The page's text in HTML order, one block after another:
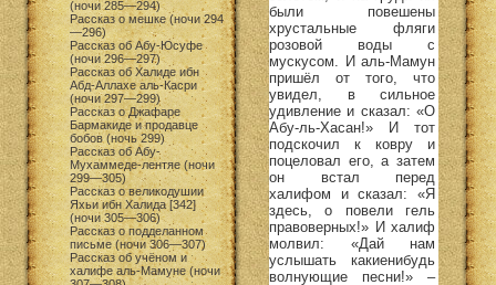
(ночи 285—294)
Рассказ о мешке (ночи 294
—296)
Рассказ об Абу-Юсуфе
(ночи 296—297)
Рассказ об Халиде ибн
Абд-Аллахе аль-Касри
(ночи 297—299)
Рассказ о Джафаре
Бармакиде и продавце
бобов (ночь 299)
Рассказ об Абу-
Мухаммеде-лентяе (ночи
299—305)
Рассказ о великодушии
Яхьи ибн Халида [342]
(ночи 305—306)
Рассказ о подделанном
письме (ночи 306—307)
Рассказ об учёном и
халифе аль-Мамуне (ночи
были повешены
хрустальные фляги
розовой воды с
мускусом. И аль-Мамун
пришёл от того, что
увидел, в сильное
удивление и сказал: «О
Абу-ль-Хасан!» И тот
подскочил к ковру и
поцеловал его, а затем
он встал перед
халифом и сказал: «Я
здесь, о повели гель
правоверных!» И халиф
молвил: «Дай нам
услышать какиенибудь
волнующие песни!» –